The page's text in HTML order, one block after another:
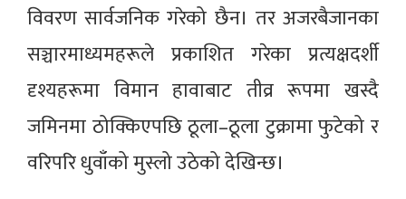
विवरण सार्वजनिक गरेको छैन। तर अजरबैजानका
सञ्चारमाध्यमहरूले प्रकाशित गरेका प्रत्यक्षदर्शी
दृश्यहरूमा विमान हावाबाट तीव्र रूपमा खस्दै
जमिनमा ठोक्किएपछि ठूला–ठूला टुक्रामा फुटेको र
वरिपरि धुवाँको मुस्लो उठेको देखिन्छ।